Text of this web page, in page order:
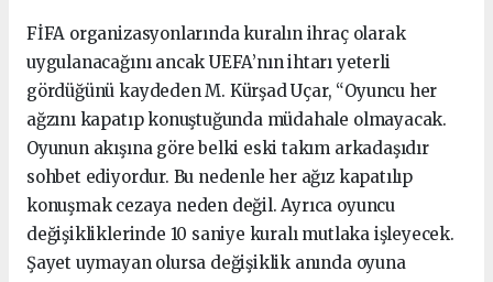
FİFA organizasyonlarında kuralın ihraç olarak
uygulanacağını ancak UEFA’nın ihtarı yeterli
gördüğünü kaydeden M. Kürşad Uçar, “Oyuncu her
ağzını kapatıp konuştuğunda müdahale olmayacak.
Oyunun akışına göre belki eski takım arkadaşıdır
sohbet ediyordur. Bu nedenle her ağız kapatılıp
konuşmak cezaya neden değil. Ayrıca oyuncu
değişikliklerinde 10 saniye kuralı mutlaka işleyecek.
Şayet uymayan olursa değişiklik anında oyuna